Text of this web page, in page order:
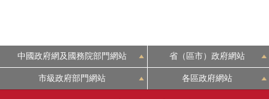
中國政府網及國務院部門網站 省（區市）政府網站
市級政府部門網站 各區政府網站